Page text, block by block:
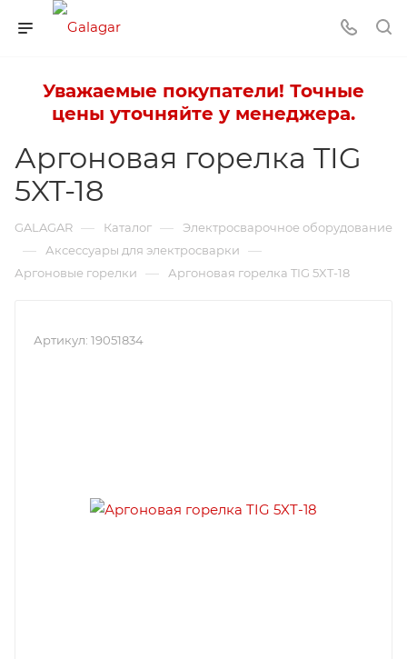
Уважаемые покупатели! Точные
цены уточняйте у менеджера.
Аргоновая горелка TIG
5XT-18
GALAGAR — Каталог — Электросварочное оборудование
— Аксессуары для электросварки —
Аргоновые горелки — Аргоновая горелка TIG 5XT-18
Артикул: 19051834